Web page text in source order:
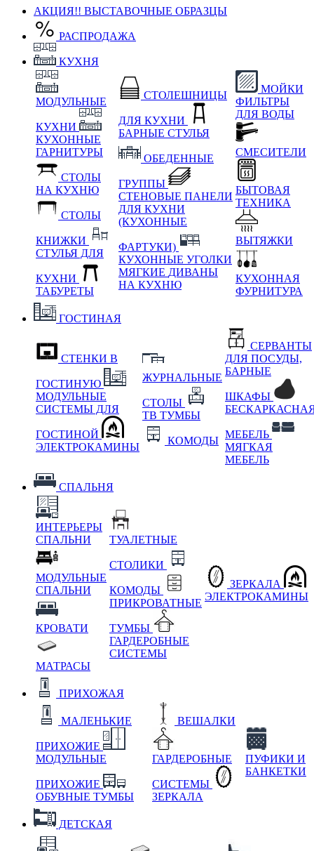
АКЦИЯ!! ВЫСТАВОЧНЫЕ ОБРАЗЦЫ
РАСПРОДАЖА
КУХНЯ
МОДУЛЬНЫЕ
КУХНИ
КУХОННЫЕ
ГАРНИТУРЫ
СТОЛЫ
НА КУХНЮ
СТОЛЫ
КНИЖКИ
СТУЛЬЯ ДЛЯ
КУХНИ
ТАБУРЕТЫ
СТОЛЕШНИЦЫ
ДЛЯ КУХНИ
БАРНЫЕ СТУЛЬЯ
ОБЕДЕННЫЕ
ГРУППЫ
СТЕНОВЫЕ ПАНЕЛИ
ДЛЯ КУХНИ
(КУХОННЫЕ
ФАРТУКИ)
КУХОННЫЕ УГОЛКИ
МЯГКИЕ ДИВАНЫ
НА КУХНЮ
МОЙКИ
ФИЛЬТРЫ
ДЛЯ ВОДЫ
СМЕСИТЕЛИ
БЫТОВАЯ
ТЕХНИКА
ВЫТЯЖКИ
КУХОННАЯ
ФУРНИТУРА
ГОСТИНАЯ
СТЕНКИ В
ГОСТИНУЮ
МОДУЛЬНЫЕ
СИСТЕМЫ ДЛЯ
ГОСТИНОЙ
ЭЛЕКТРОКАМИНЫ
ЖУРНАЛЬНЫЕ
СТОЛЫ
ТВ ТУМБЫ
КОМОДЫ
СЕРВАНТЫ
ДЛЯ ПОСУДЫ,
БАРНЫЕ
ШКАФЫ
МЕБЕЛЬ
МЯГКАЯ
МЕБЕЛЬ
СПАЛЬНЯ
ИНТЕРЬЕРЫ
СПАЛЬНИ
МОДУЛЬНЫЕ
СПАЛЬНИ
КРОВАТИ
МАТРАСЫ
ТУАЛЕТНЫЕ
СТОЛИКИ
КОМОДЫ
ПРИКРОВАТНЫЕ
ТУМБЫ
ГАРДЕРОБНЫЕ
СИСТЕМЫ
ЗЕРКАЛА
ЭЛЕКТРОКАМИНЫ
ПРИХОЖАЯ
МАЛЕНЬКИЕ
ПРИХОЖИЕ
МОДУЛЬНЫЕ
ПРИХОЖИЕ
ОБУВНЫЕ ТУМБЫ
ВЕШАЛКИ
ГАРДЕРОБНЫЕ
СИСТЕМЫ
ЗЕРКАЛА
ПУФИКИ И
БАНКЕТКИ
ДЕТСКАЯ